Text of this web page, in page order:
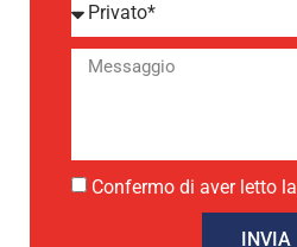
Confermo di aver letto la
INVIA